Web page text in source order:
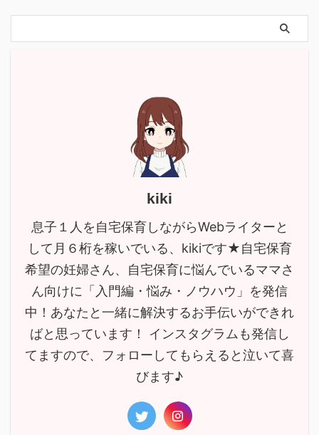
kiki
息子１人を自宅保育しながらWebライターと
して月６桁を稼いでいる、kikiです★自宅保育
希望の妊婦さん、自宅保育に悩んでいるママさ
ん向けに「入門編・悩み・ノウハウ」を発信
中！あなたと一緒に解決するお手伝いができれ
ばと思っています！ インスタグラムも発信し
てますので、フォローしてもらえると泣いて喜
びます♪